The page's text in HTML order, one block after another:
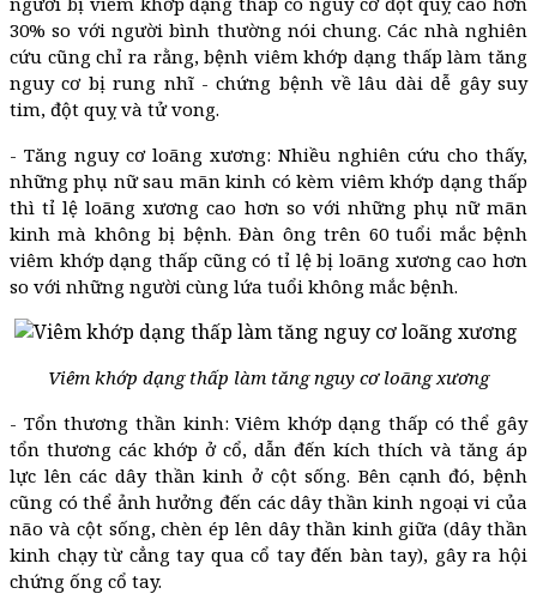
30% so với người bình thường nói chung. Các nhà nghiên
cứu cũng chỉ ra rằng, bệnh viêm khớp dạng thấp làm tăng
nguy cơ bị rung nhĩ - chứng bệnh về lâu dài dễ gây suy
tim, đột quỵ và tử vong.
- Tăng nguy cơ loãng xương: Nhiều nghiên cứu cho thấy,
những phụ nữ sau mãn kinh có kèm viêm khớp dạng thấp
thì tỉ lệ loãng xương cao hơn so với những phụ nữ mãn
kinh mà không bị bệnh. Đàn ông trên 60 tuổi mắc bệnh
viêm khớp dạng thấp cũng có tỉ lệ bị loãng xương cao hơn
so với những người cùng lứa tuổi không mắc bệnh.
Viêm khớp dạng thấp làm tăng nguy cơ loãng xương
- Tổn thương thần kinh: Viêm khớp dạng thấp có thể gây
tổn thương các khớp ở cổ, dẫn đến kích thích và tăng áp
lực lên các dây thần kinh ở cột sống. Bên cạnh đó, bệnh
cũng có thể ảnh hưởng đến các dây thần kinh ngoại vi của
não và cột sống, chèn ép lên dây thần kinh giữa (dây thần
kinh chạy từ cẳng tay qua cổ tay đến bàn tay), gây ra hội
chứng ống cổ tay.